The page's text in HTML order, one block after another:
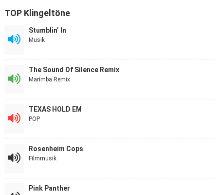
TOP Klingeltöne
Stumblin’ In
Musik
The Sound Of Silence Remix
Marimba Remix
TEXAS HOLD EM
POP
Rosenheim Cops
Filmmusik
Pink Panther